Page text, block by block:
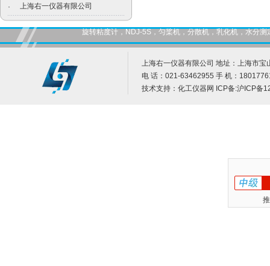
· 上海右一仪器有限公司
旋转粘度计，NDJ-5S，匀桨机，分散机，乳化机，水分
上海右一仪器有限公司 地址：上海市宝
电 话：021-63462955 手 机：
技术支持： 化工仪器网 ICP备:沪ICP备